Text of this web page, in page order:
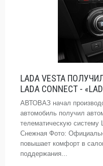
LADA VESTA
LADA CONNECT -
АВТОВАЗ начал
автомобиль получил
телематическую систему
Снежная Фото:
повышает комфорт в
поддержания...